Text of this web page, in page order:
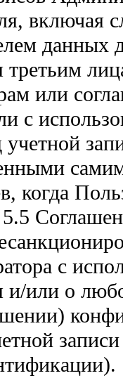
включая
данных
третьим
или
с
когда
с
и/или о